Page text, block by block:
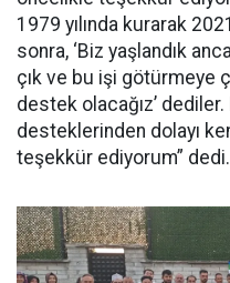
1979 yılında kurarak
sonra, ‘Biz yaşlandık
çık ve bu işi götürmeye
destek olacağız’
desteklerinden dolayı
teşekkür ediyorum” dedi.